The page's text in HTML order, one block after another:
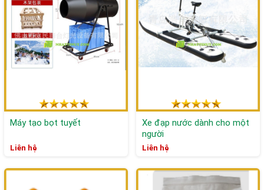
Máy tạo bọt tuyết
Liên hệ
Xe đạp nước dành cho một
người
Liên hệ